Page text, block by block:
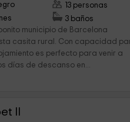
13 personas
3 baños
municipio de Barcelona
casita rural. Con capacidad
es perfecto para venir a
días de descanso en...
II